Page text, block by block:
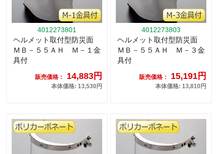
4012273801
ヘルメット取付型防災面
ＭＢ－５５ＡＨ Ｍ－１金
具付
販売価格： 14,883円
本体価格: 13,530円
4012273803
ヘルメット取付型防災面
ＭＢ－５５ＡＨ Ｍ－３金
具付
販売価格： 15,191円
本体価格: 13,810円